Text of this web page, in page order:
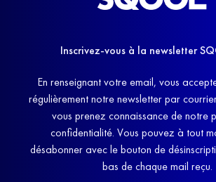
Inscrivez-vous à la newsletter
En renseignant votre email, vous
régulièrement notre newsletter par
vous prenez connaissance de notre
confidentialité. Vous pouvez à tout
désabonner avec le bouton de
bas de chaque mail reçu.